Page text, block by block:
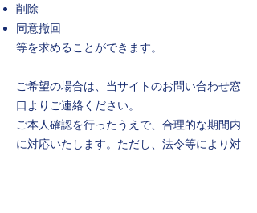
削除
同意撤回
等を求めることができます。
ご希望の場合は、当サイトのお問い合わせ窓
口よりご連絡ください。
ご本人確認を行ったうえで、合理的な期間内
に対応いたします。ただし、法令等により対